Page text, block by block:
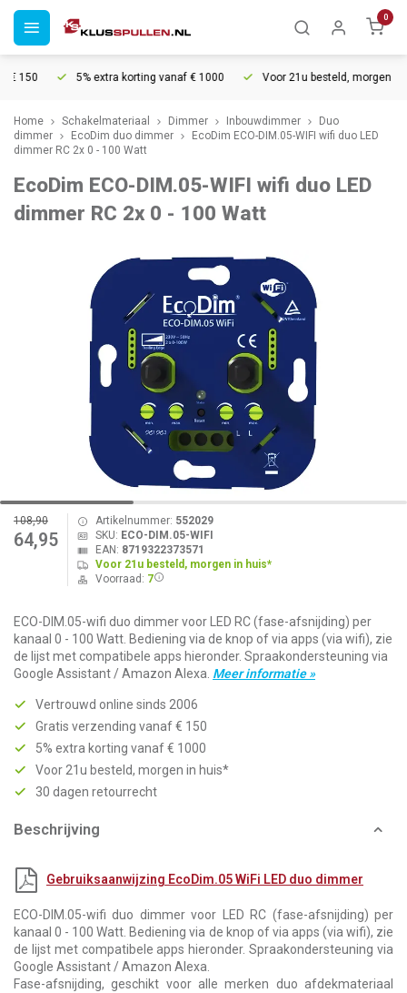
0
5% extra korting vanaf € 1000 Voor 21u besteld, morgen in huis*
Home Schakelmateriaal Dimmer Inbouwdimmer
Duo
dimmer
EcoDim duo dimmer
EcoDim ECO-DIM.05-WIFI wifi duo LED
dimmer RC 2x 0 - 100 Watt
EcoDim ECO-DIM.05-WIFI wifi duo LED
dimmer RC 2x 0 - 100 Watt
108,90
64,95
Artikelnummer: 552029
SKU: ECO-DIM.05-WIFI
EAN: 8719322373571
Voor 21u besteld, morgen in huis*
Voorraad: 7
ECO-DIM.05-wifi duo dimmer voor LED RC (fase-afsnijding) per
kanaal 0 - 100 Watt. Bediening via de knop of via apps (via wifi), zie
de lijst met compatibele apps hieronder. Spraakondersteuning via
Google Assistant / Amazon Alexa. Meer informatie »
Vertrouwd online sinds 2006
Gratis verzending vanaf € 150
5% extra korting vanaf € 1000
Voor 21u besteld, morgen in huis*
30 dagen retourrecht
Beschrijving
Gebruiksaanwijzing EcoDim.05 WiFi LED duo dimmer
ECO-DIM.05-wifi duo dimmer voor LED RC (fase-afsnijding) per
kanaal 0 - 100 Watt. Bediening via de knop of via apps (via wifi), zie
de lijst met compatibele apps hieronder. Spraakondersteuning via
Google Assistant / Amazon Alexa.
Fase-afsnijding, geschikt voor alle merken duo afdekmateriaal